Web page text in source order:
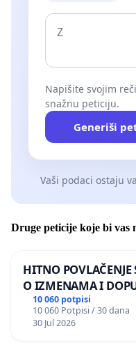
Napišite svojim
snažnu peticiju.
Generiši
Vaši podaci ostaju
Druge peticije koje bi vas
HITNO
O IZMENAMA I
DOBROBITI
10 060 potpisi
10 060 Potpisi / 30 dana
30 Jul 2026